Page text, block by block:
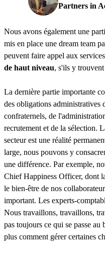
Partners in
Nous avons également une
mis en place une dream team
peuvent faire appel aux
de haut niveau, s'ils y
La dernière partie importante
des obligations administratives
confraternels, de
recrutement et de la sélection.
secteur est une réalité
large, nous pouvons y
une différence. Par exemple,
Chief Happiness Officer, dont
le bien-être de nos
important. Les experts-
Nous travaillons, travaillons,
pas toujours ce qui se passe
plus comment gérer certaines